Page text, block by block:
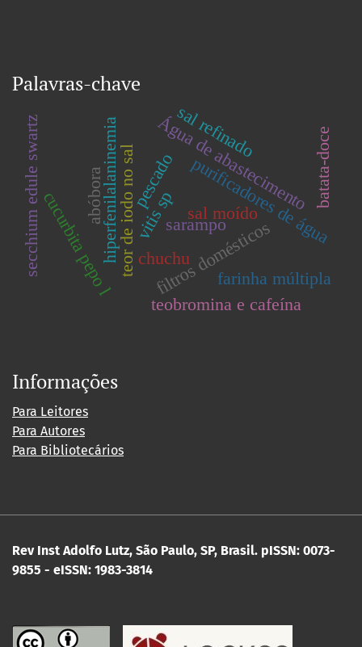
Palavras-chave
pescado
hiperfenilalaninemia filtros domésticos
purificadores de água
Água de abastecimento
teobromina e cafeína
sal refinado
sal moído
teor de iodo no sal
cucurbita pepo l
abóbora
secchium edule swartz chuchu
batata-doce
vitis sp
farinha múltipla
sarampo
Informações
Para Leitores
Para Autores
Para Bibliotecários
Rev Inst Adolfo Lutz, São Paulo, SP, Brasil. pISSN: 0073-
9855 - eISSN: 1983-3814